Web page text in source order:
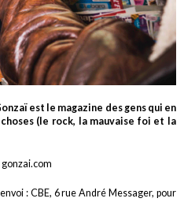
est le magazine des gens qui en
(le rock, la mauvaise foi et la
: CBE, 6 rue André Messager, pour